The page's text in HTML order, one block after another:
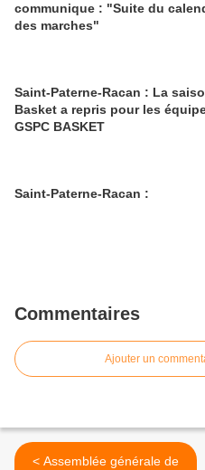
communique : "Suite du
des marches"
Saint-Paterne-Racan : La
Basket a repris pour les
GSPC BASKET
Saint-Paterne-Racan :
Commentaires
Ajouter un
< Assemblée générale de